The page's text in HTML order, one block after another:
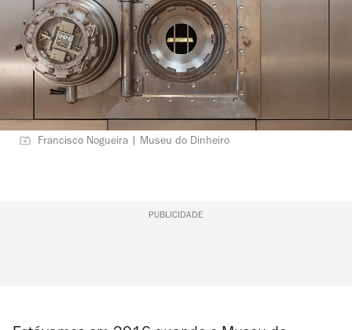
Francisco Nogueira | Museu do Dinheiro
PUBLICIDADE